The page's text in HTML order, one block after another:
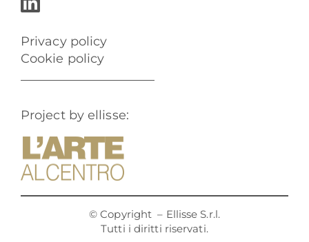
Privacy policy
Cookie policy
Project by ellisse:
© Copyright– Ellisse S.r.l.
Tutti i diritti riservati.